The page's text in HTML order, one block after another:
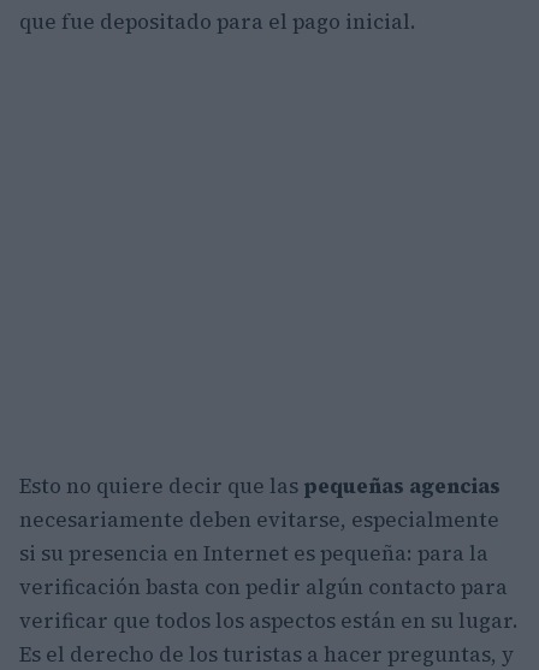
que fue depositado para el pago inicial.
Esto no quiere decir que las pequeñas agencias
necesariamente deben evitarse, especialmente
si su presencia en Internet es pequeña: para la
verificación basta con pedir algún contacto para
verificar que todos los aspectos están en su lugar.
Es el derecho de los turistas a hacer preguntas, y